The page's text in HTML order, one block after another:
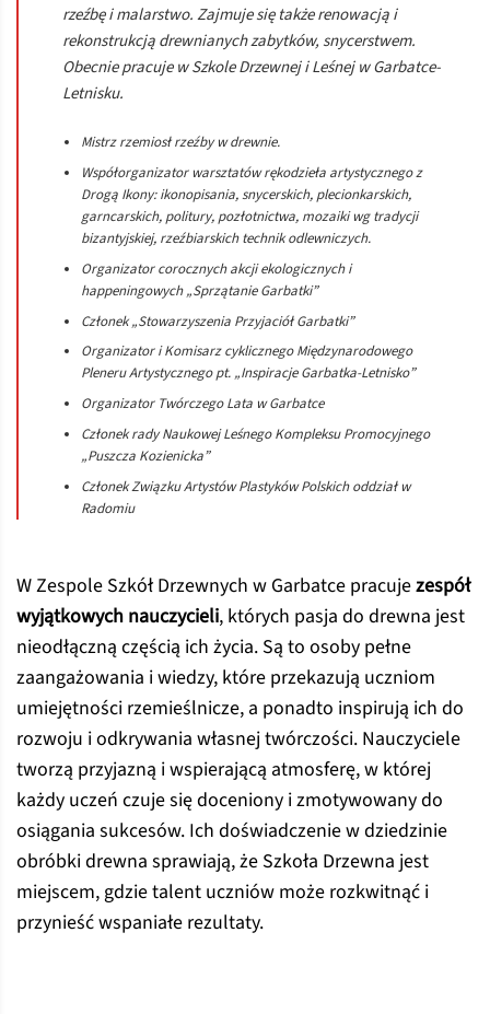
rzeźbę i malarstwo. Zajmuje się także renowacją i
rekonstrukcją drewnianych zabytków, snycerstwem.
Obecnie pracuje w Szkole Drzewnej i Leśnej w Garbatce-
Letnisku.
Mistrz rzemiosł rzeźby w drewnie.
Współorganizator warsztatów rękodzieła artystycznego z
Drogą Ikony: ikonopisania, snycerskich, plecionkarskich,
garncarskich, politury, pozłotnictwa, mozaiki wg tradycji
bizantyjskiej, rzeźbiarskich technik odlewniczych.
Organizator corocznych akcji ekologicznych i
happeningowych „Sprzątanie Garbatki”
Członek „Stowarzyszenia Przyjaciół Garbatki”
Organizator i Komisarz cyklicznego Międzynarodowego
Pleneru Artystycznego pt. „Inspiracje Garbatka-Letnisko”
Organizator Twórczego Lata w Garbatce
Członek rady Naukowej Leśnego Kompleksu Promocyjnego
„Puszcza Kozienicka”
Członek Związku Artystów Plastyków Polskich oddział w
Radomiu
W Zespole Szkół Drzewnych w Garbatce pracujezespół
wyjątkowych nauczycieli, których pasja do drewna jest
nieodłączną częścią ich życia. Są to osoby pełne
zaangażowania i wiedzy, które przekazują uczniom
umiejętności rzemieślnicze, a ponadto inspirują ich do
rozwoju i odkrywania własnej twórczości. Nauczyciele
tworzą przyjazną i wspierającą atmosferę, w której
każdy uczeń czuje się doceniony i zmotywowany do
osiągania sukcesów. Ich doświadczenie w dziedzinie
obróbki drewna sprawiają, że Szkoła Drzewna jest
miejscem, gdzie talent uczniów może rozkwitnąć i
przynieść wspaniałe rezultaty.